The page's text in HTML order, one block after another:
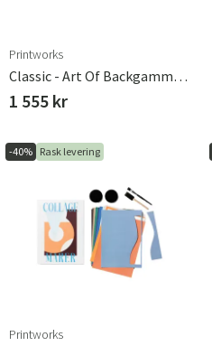
Norge
Printworks
Classic - Art Of Backgammon Mirror Dark Blue/Copper
1 555 kr
-40% Rask levering
Printworks